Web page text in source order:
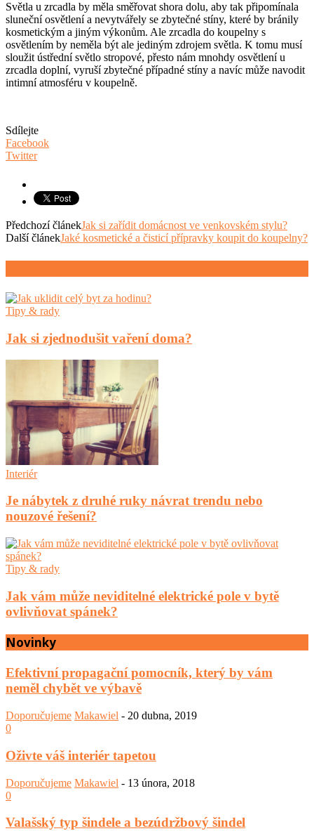
Světla u zrcadla by měla směřovat shora dolu, aby tak připomínala
sluneční osvětlení a nevytvářely se zbytečné stíny, které by bránily
kosmetickým a jiným výkonům. Ale zrcadla do koupelny s
osvětlením by neměla být ale jediným zdrojem světla. K tomu musí
sloužit ústřední světlo stropové, přesto nám mnohdy osvětlení u
zrcadla doplní, vyruší zbytečné případné stíny a navíc může navodit
intimní atmosféru v koupelně.
Sdílejte
Facebook
Twitter
Předchozí článekJak si zařídit domácnost ve venkovském stylu?
Další článekJaké kosmetické a čisticí přípravky koupit do koupelny?
Tipy & rady
Jak si zjednodušit vaření doma?
Interiér
Je nábytek z druhé ruky návrat trendu nebo
nouzové řešení?
Tipy & rady
Jak vám může neviditelné elektrické pole v bytě
ovlivňovat spánek?
Novinky
Efektivní propagační pomocník, který by vám
neměl chybět ve výbavě
Doporučujeme Makawiel - 20 dubna, 2019
0
Oživte váš interiér tapetou
Doporučujeme Makawiel - 13 února, 2018
0
Valašský typ šindele a bezúdržbový šindel